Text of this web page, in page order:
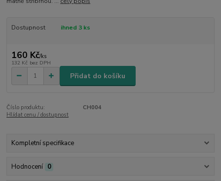
Dostupnost ihned 3 ks
160 Kč/ks
132 Kč bez DPH
Přidat do košíku
Číslo produktu:
CH004
Hlídat cenu / dostupnost
Kompletní specifikace
Hodnocení 0